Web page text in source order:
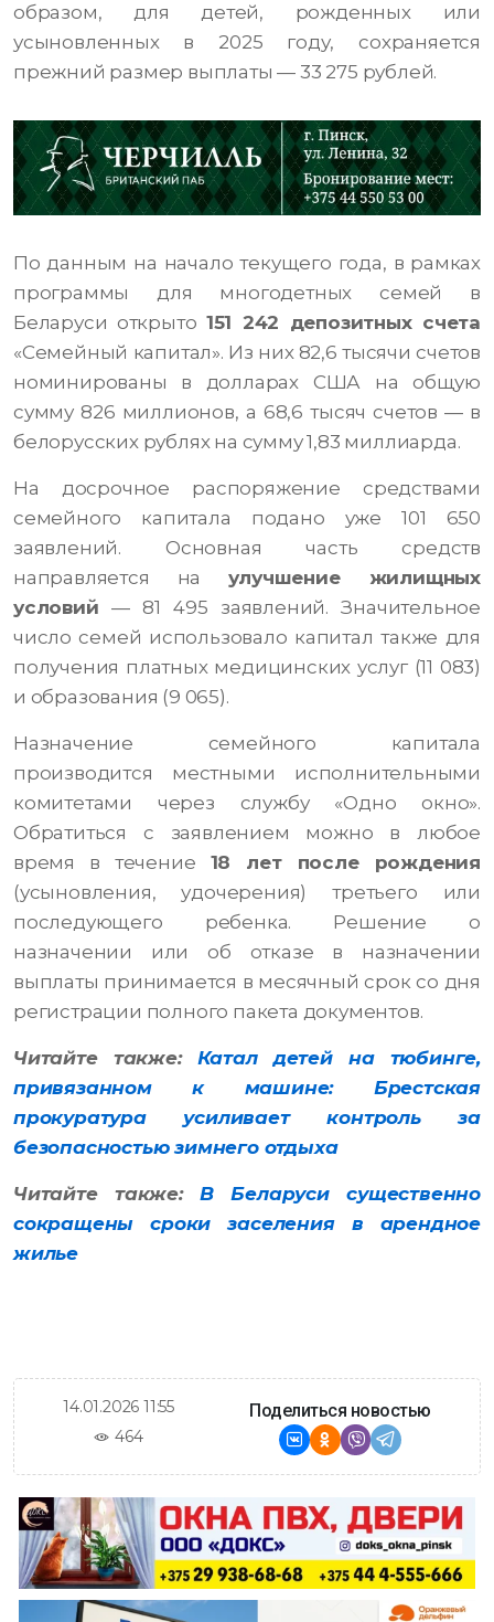
образом, для детей, рожденных или
усыновленных в 2025 году, сохраняется
прежний размер выплаты — 33 275 рублей.
По данным на начало текущего года, в рамках
программы для многодетных семей в
Беларуси открыто 151 242 депозитных счета
«Семейный капитал». Из них 82,6 тысячи счетов
номинированы в долларах США на общую
сумму 826 миллионов, а 68,6 тысяч счетов — в
белорусских рублях на сумму 1,83 миллиарда.
На досрочное распоряжение средствами
семейного капитала подано уже 101 650
заявлений. Основная часть средств
направляется наулучшение жилищных
условий — 81 495 заявлений. Значительное
число семей использовало капитал также для
получения платных медицинских услуг (11 083)
и образования (9 065).
Назначение семейного капитала
производится местными исполнительными
комитетами через службу «Одно окно».
Обратиться с заявлением можно в любое
время в течение 18 лет после рождения
(усыновления, удочерения) третьего или
последующего ребенка. Решение о
назначении или об отказе в назначении
выплаты принимается в месячный срок со дня
регистрации полного пакета документов.
Читайте также: Катал детей на тюбинге,
привязанном к машине: Брестская
прокуратура усиливает контроль за
безопасностью зимнего отдыха
Читайте также:В Беларуси существенно
сокращены сроки заселения в арендное
жилье
14.01.2026 11:55
464
Поделиться новостью